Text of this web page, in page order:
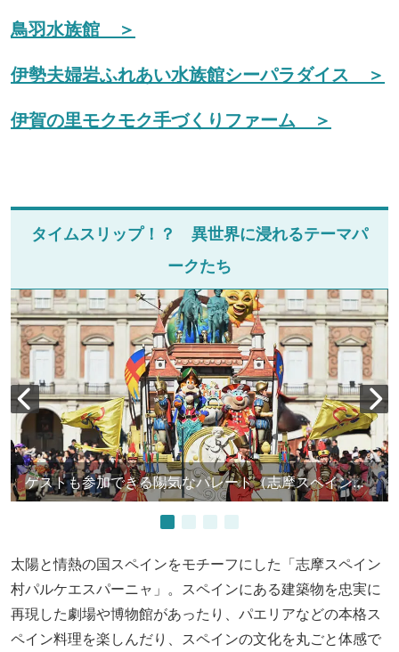
鳥羽水族館 ＞
伊勢夫婦岩ふれあい水族館シーパラダイス ＞
伊賀の里モクモク手づくりファーム ＞
タイムスリップ！？ 異世界に浸れるテーマパ
ークたち
ゲストも参加できる陽気なパレード（志摩スペイン村パルケエスパーニャ）
太陽と情熱の国スペインをモチーフにした「志摩スペイン
村パルケエスパーニャ」。スペインにある建築物を忠実に
再現した劇場や博物館があったり、パエリアなどの本格ス
ペイン料理を楽しんだり、スペインの文化を丸ごと体感で